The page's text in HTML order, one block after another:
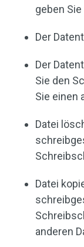
geben
Der
Der
Sie den
Sie einen
Datei
Datei
anderen